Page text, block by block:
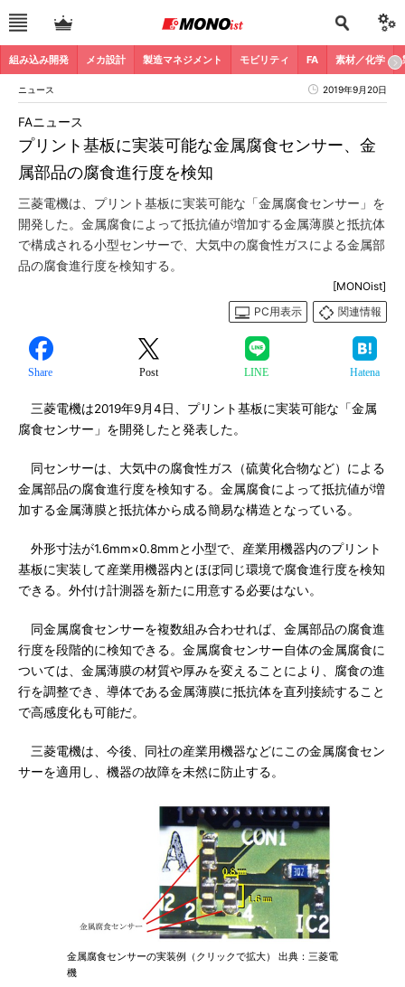
組み込み開発 メカ設計 製造マネジメント モビリティ FA 素材／化学
ニュース 2019年9月20日
プリント基板に実装可能な金属腐食センサー、金
属部品の腐食進行度を検知
FAニュース
三菱電機は、プリント基板に実装可能な「金属腐食センサー」を
開発した。金属腐食によって抵抗値が増加する金属薄膜と抵抗体
で構成される小型センサーで、大気中の腐食性ガスによる金属部
品の腐食進行度を検知する。
[MONOist]
PC用表示
関連情報
Share Post LINE Hatena
三菱電機は2019年9月4日、プリント基板に実装可能な「金属
腐食センサー」を開発したと発表した。
同センサーは、大気中の腐食性ガス（硫黄化合物など）による
金属部品の腐食進行度を検知する。金属腐食によって抵抗値が増
加する金属薄膜と抵抗体から成る簡易な構造となっている。
外形寸法が1.6mm×0.8mmと小型で、産業用機器内のプリント
基板に実装して産業用機器内とほぼ同じ環境で腐食進行度を検知
できる。外付け計測器を新たに用意する必要はない。
同金属腐食センサーを複数組み合わせれば、金属部品の腐食進
行度を段階的に検知できる。金属腐食センサー自体の金属腐食に
ついては、金属薄膜の材質や厚みを変えることにより、腐食の進
行を調整でき、導体である金属薄膜に抵抗体を直列接続すること
で高感度化も可能だ。
三菱電機は、今後、同社の産業用機器などにこの金属腐食セン
サーを適用し、機器の故障を未然に防止する。
金属腐食センサーの実装例（クリックで拡大） 出典：三菱電
機